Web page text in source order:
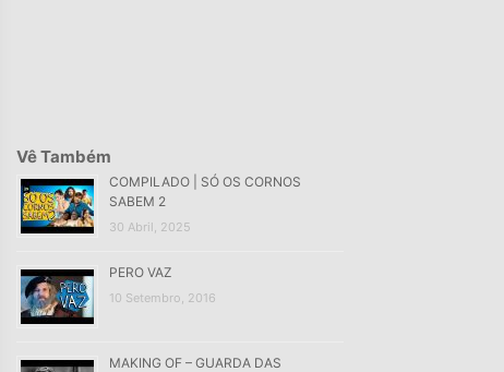
Vê Também
COMPILADO | SÓ OS CORNOS
SABEM 2
30 Abril, 2025
PERO VAZ
10 Setembro, 2016
MAKING OF – GUARDA DAS